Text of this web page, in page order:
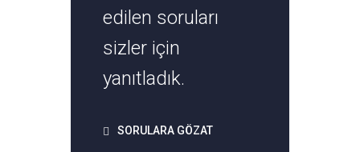
edilen soruları
sizler için
yanıtladık.
SORULARA GÖZAT